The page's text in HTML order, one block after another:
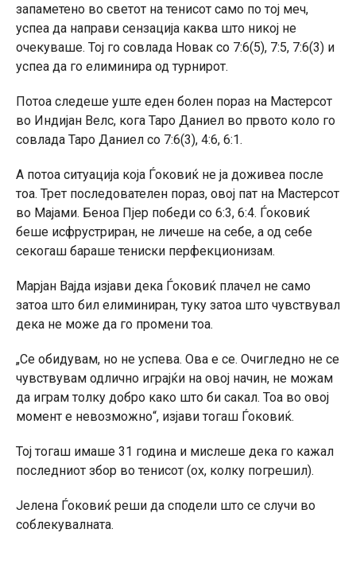
запаметено во светот на тенисот само по тој меч,
успеа да направи сензација каква што никој не
очекуваше. Тој го совлада Новак со 7:6(5), 7:5, 7:6(3) и
успеа да го елиминира од турнирот.
Потоа следеше уште еден болен пораз на Мастерсот
во Индијан Велс, кога Таро Даниел во првото коло го
совлада Таро Даниел со 7:6(3), 4:6, 6:1.
А потоа ситуација која Ѓоковиќ не ја доживеа после
тоа. Трет последователен пораз, овој пат на Мастерсот
во Мајами. Беноа Пјер победи со 6:3, 6:4. Ѓоковиќ
беше исфрустриран, не личеше на себе, а од себе
секогаш бараше тениски перфекционизам.
Марјан Вајда изјави дека Ѓоковиќ плачел не само
затоа што бил елиминиран, туку затоа што чувствувал
дека не може да го промени тоа.
„Се обидувам, но не успева. Ова е се. Очигледно не се
чувствувам одлично играјќи на овој начин, не можам
да играм толку добро како што би сакал. Тоа во овој
момент е невозможно“, изјави тогаш Ѓоковиќ.
Тој тогаш имаше 31 година и мислеше дека го кажал
последниот збор во тенисот (ох, колку погрешил).
Јелена Ѓоковиќ реши да сподели што се случи во
соблекувалната.